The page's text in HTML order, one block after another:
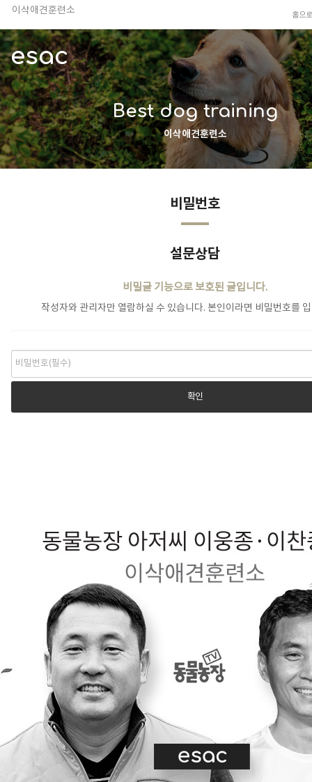
이삭애견훈련소
안전하고 행복한 펫티켓 선도!
경기도 화성시 봉담읍 위치
이찬종, 이웅종 소장 소개
홈으로
esac
Best dog training
이삭애견훈련소
비밀번호
설문상담
비밀글 기능으로 보호된 글입니다.
작성자와 관리자만 열람하실 수 있습니다. 본인이라면 비밀번호를